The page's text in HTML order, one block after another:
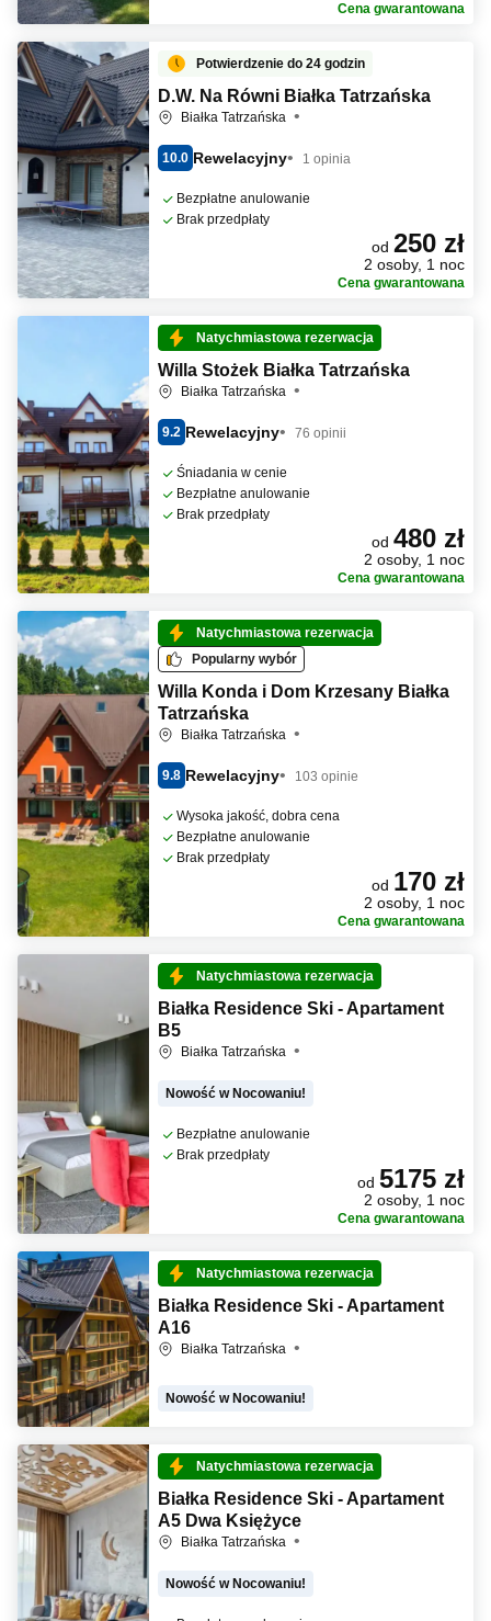
Cena gwarantowana
Potwierdzenie do 24 godzin
D.W. Na Równi Białka Tatrzańska
Białka Tatrzańska
10.0 Rewelacyjny 1 opinia
Bezpłatne anulowanie
Brak przedpłaty
od 250 zł
2 osoby, 1 noc
Cena gwarantowana
Natychmiastowa rezerwacja
Willa Stożek Białka Tatrzańska
Białka Tatrzańska
9.2 Rewelacyjny 76 opinii
Śniadania w cenie
Bezpłatne anulowanie
Brak przedpłaty
od 480 zł
2 osoby, 1 noc
Cena gwarantowana
Natychmiastowa rezerwacja
Popularny wybór
Willa Konda i Dom Krzesany Białka
Tatrzańska
Białka Tatrzańska
9.8 Rewelacyjny 103 opinie
Wysoka jakość, dobra cena
Bezpłatne anulowanie
Brak przedpłaty
od 170 zł
2 osoby, 1 noc
Cena gwarantowana
Natychmiastowa rezerwacja
Białka Residence Ski - Apartament
B5
Białka Tatrzańska
Nowość w Nocowaniu!
Bezpłatne anulowanie
Brak przedpłaty
od 5175 zł
2 osoby, 1 noc
Cena gwarantowana
Natychmiastowa rezerwacja
Białka Residence Ski - Apartament
A16
Białka Tatrzańska
Nowość w Nocowaniu!
Natychmiastowa rezerwacja
Białka Residence Ski - Apartament
A5 Dwa Księżyce
Białka Tatrzańska
Nowość w Nocowaniu!